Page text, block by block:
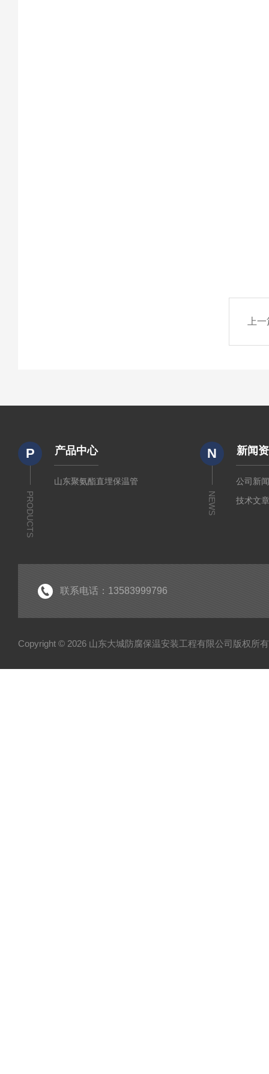
上
P
PRODUCTS
产品中心
山东聚氨酯直埋保温管
N
NEWS
新闻
公司新
技术文
联系电话：13583999796
Copyright © 2026 山东大城防腐保温安装工程有限公司版权所